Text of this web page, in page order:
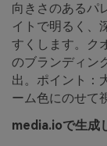
向きさのあるパ
イトで明るく、
すくします。ク
のブランディン
出。ポイント：
ーム色にのせて
media.ioで生成